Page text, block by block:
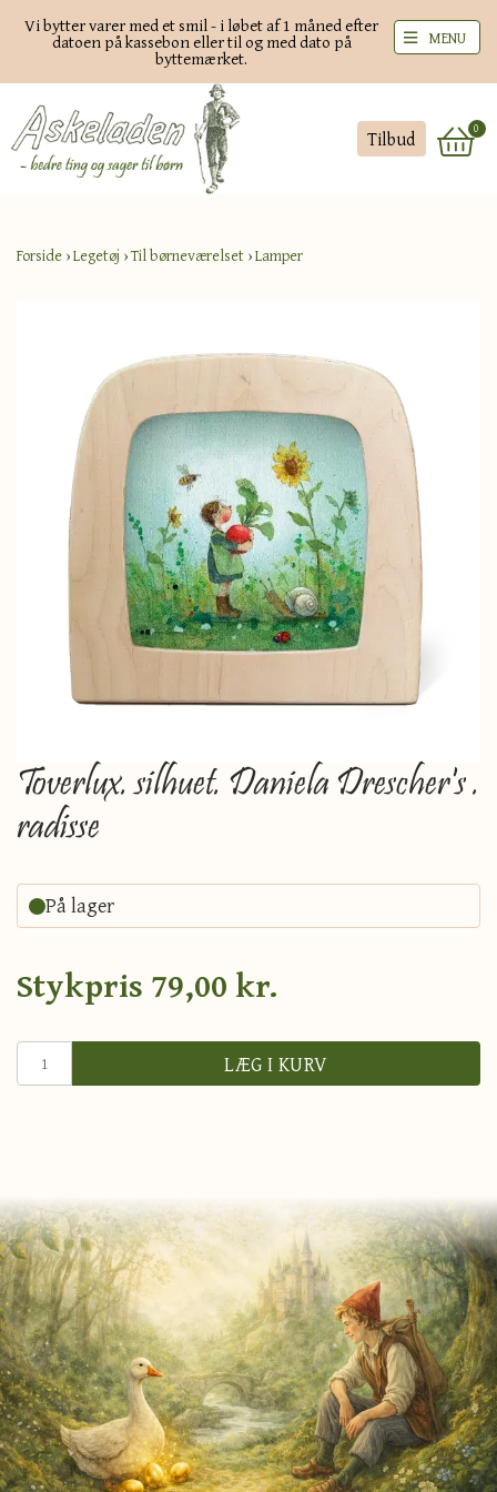
Vi bytter varer med et smil - i løbet af 1 måned efter
datoen på kassebon eller til og med dato på
byttemærket.
Tilbud 0
MENU
Forside ›Legetøj ›Til børneværelset ›Lamper
Toverlux. silhuet. Daniela Drescher's .
radisse
På lager
Stykpris 79,00 kr.
LÆG I KURV